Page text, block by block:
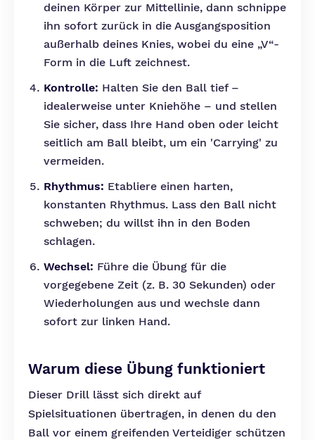
deinen Körper zur Mittellinie, dann schnippe
ihn sofort zurück in die Ausgangsposition
außerhalb deines Knies, wobei du eine „V“-
Form in die Luft zeichnest.
Kontrolle: Halten Sie den Ball tief –
idealerweise unter Kniehöhe – und stellen
Sie sicher, dass Ihre Hand oben oder leicht
seitlich am Ball bleibt, um ein 'Carrying' zu
vermeiden.
Rhythmus: Etabliere einen harten,
konstanten Rhythmus. Lass den Ball nicht
schweben; du willst ihn in den Boden
schlagen.
Wechsel: Führe die Übung für die
vorgegebene Zeit (z. B. 30 Sekunden) oder
Wiederholungen aus und wechsle dann
sofort zur linken Hand.
Warum diese Übung funktioniert
Dieser Drill lässt sich direkt auf
Spielsituationen übertragen, in denen du den
Ball vor einem greifenden Verteidiger schützen